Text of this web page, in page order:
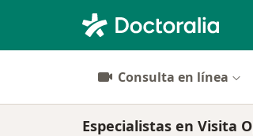
Consulta en línea
Especialistas en Visita